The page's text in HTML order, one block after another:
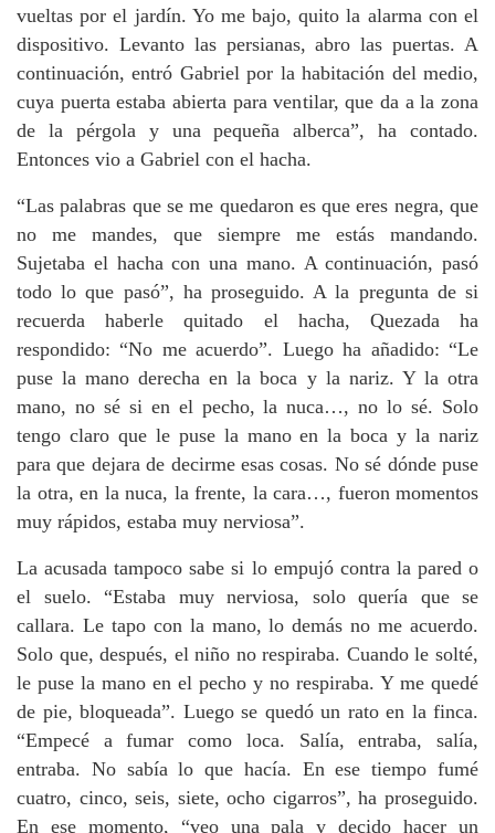
vueltas por el jardín. Yo me bajo, quito la alarma con el
dispositivo. Levanto las persianas, abro las puertas. A
continuación, entró Gabriel por la habitación del medio,
cuya puerta estaba abierta para ventilar, que da a la zona
de la pérgola y una pequeña alberca”, ha contado.
Entonces vio a Gabriel con el hacha.
“Las palabras que se me quedaron es que eres negra, que
no me mandes, que siempre me estás mandando.
Sujetaba el hacha con una mano. A continuación, pasó
todo lo que pasó”, ha proseguido. A la pregunta de si
recuerda haberle quitado el hacha, Quezada ha
respondido: “No me acuerdo”. Luego ha añadido: “Le
puse la mano derecha en la boca y la nariz. Y la otra
mano, no sé si en el pecho, la nuca…, no lo sé. Solo
tengo claro que le puse la mano en la boca y la nariz
para que dejara de decirme esas cosas. No sé dónde puse
la otra, en la nuca, la frente, la cara…, fueron momentos
muy rápidos, estaba muy nerviosa”.
La acusada tampoco sabe si lo empujó contra la pared o
el suelo. “Estaba muy nerviosa, solo quería que se
callara. Le tapo con la mano, lo demás no me acuerdo.
Solo que, después, el niño no respiraba. Cuando le solté,
le puse la mano en el pecho y no respiraba. Y me quedé
de pie, bloqueada”. Luego se quedó un rato en la finca.
“Empecé a fumar como loca. Salía, entraba, salía,
entraba. No sabía lo que hacía. En ese tiempo fumé
cuatro, cinco, seis, siete, ocho cigarros”, ha proseguido.
En ese momento, “veo una pala y decido hacer un